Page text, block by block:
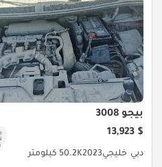
بيجو 3008
$ 13,923
دبي خليجي202350.2K كيلومتر